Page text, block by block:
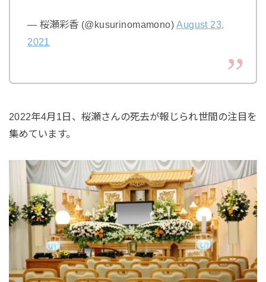
— 桜瀬彩香 (@kusurinomamono) August 23,
2021
2022年4月1日、桜瀬さんの死去が報じられ世間の注目を
集めています。